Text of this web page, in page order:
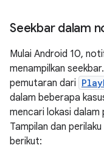
Seekbar dalam
Mulai Android 10,
menampilkan
pemutaran dari
dalam beberapa
mencari lokasi
Tampilan dan
berikut: